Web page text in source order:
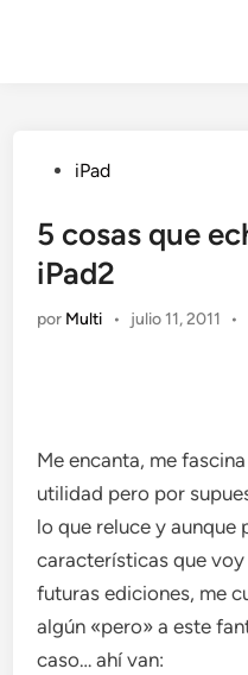
Publicado
iPad
5 cosas que
iPad2
por Multi • julio 11, 2011 •
Me encanta, me
utilidad pero por
lo que reluce y aunque
características que
futuras ediciones, me
algún «pero» a este
caso… ahí van: